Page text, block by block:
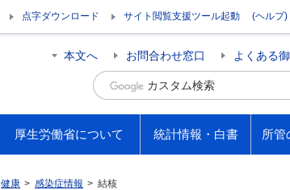
本文へ お問合わせ窓口 よくある
点字ダウンロード サイト閲覧支援ツール起動 (ヘルプ)
厚生労働省について 統計情報・白書 所管
健康 > 感染症情報 > 結核